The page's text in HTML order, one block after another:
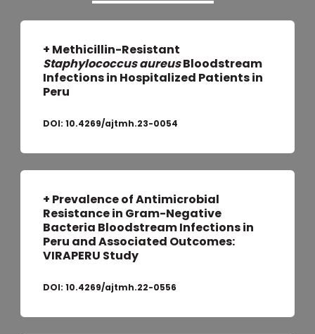
+ Methicillin-Resistant
Staphylococcus aureusBloodstream
Infections in Hospitalized Patients in
Peru
DOI:10.4269/ajtmh.23-0054
+ Prevalence of Antimicrobial
Resistance in Gram-Negative
Bacteria Bloodstream Infections in
Peru and Associated Outcomes:
VIRAPERU Study
DOI:10.4269/ajtmh.22-0556